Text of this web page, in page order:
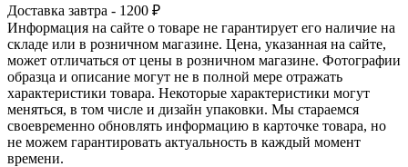
Доставка завтра - 1200 ₽
Информация на сайте о товаре не гарантирует его наличие на
складе или в розничном магазине. Цена, указанная на сайте,
может отличаться от цены в розничном магазине. Фотографии
образца и описание могут не в полной мере отражать
характеристики товара. Некоторые характеристики могут
меняться, в том числе и дизайн упаковки. Мы стараемся
своевременно обновлять информацию в карточке товара, но
не можем гарантировать актуальность в каждый момент
времени.